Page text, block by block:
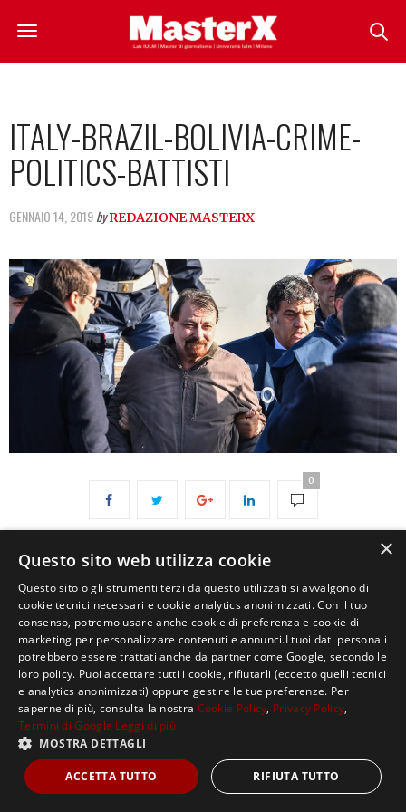
ITALY-BRAZIL-BOLIVIA-CRIME-
POLITICS-BATTISTI
GENNAIO 14, 2019by REDAZIONE MASTERX
0
Copyright ©2021, MASTERX Tutti i diritti riservati.
×
Questo sito web utilizza cookie
Questo sito o gli strumenti terzi da questo utilizzati si avvalgono di
cookie tecnici necessari e cookie analytics anonimizzati. Con il tuo
consenso, potremo usare anche cookie di preferenza e cookie di
marketing per personalizzare contenuti e annunci.I tuoi dati personali
potrebbero essere trattati anche da partner come Google, secondo le
loro policy. Puoi accettare tutti i cookie, rifiutarli (eccetto quelli tecnici
e analytics anonimizzati) oppure gestire le tue preferenze. Per
saperne di più, consulta la nostra Cookie Policy, Privacy Policy,
Termini di Google Leggi di più
MOSTRA DETTAGLI
ACCETTA TUTTO RIFIUTA TUTTO